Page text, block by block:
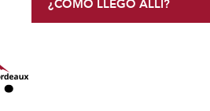
¿CÓMO LLEGO ALLÍ?